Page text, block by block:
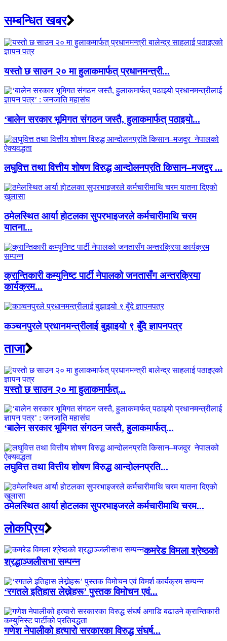
सम्बन्धित खबर
यस्तो छ साउन २० मा हुलाकमार्फत् प्रधानमन्त्री...
‘बालेन सरकार भूमिगत संगठन जस्तै, हुलाकमार्फत् पठाइयो...
लघुवित्त तथा वित्तीय शोषण विरुद्ध आन्दोलनप्रति किसान–मजदुर ...
ठमेलस्थित आर्या होटलका सुपरभाइजरले कर्मचारीमाथि चरम
यातना...
क्रान्तिकारी कम्युनिष्ट पार्टी नेपालको जनतासँग अन्तरक्रिया
कार्यक्रम...
कञ्चनपुरले प्रधानमन्त्रीलाई बुझाइयो ९ बुँदे ज्ञापनपत्र
ताजा
यस्तो छ साउन २० मा हुलाकमार्फत्...
‘बालेन सरकार भूमिगत संगठन जस्तै, हुलाकमार्फत्...
लघुवित्त तथा वित्तीय शोषण विरुद्ध आन्दोलनप्रति...
ठमेलस्थित आर्या होटलका सुपरभाइजरले कर्मचारीमाथि चरम...
लाेकप्रिय
कमरेड विमला श्रेष्ठको
श्रद्धाञ्जलीसभा सम्पन्न
‘रगतले इतिहास लेख्नेहरू’ पुस्तक विमोचन एवं...
गणेश नेपालीको हत्यारो सरकारका विरुद्ध संघर्ष...